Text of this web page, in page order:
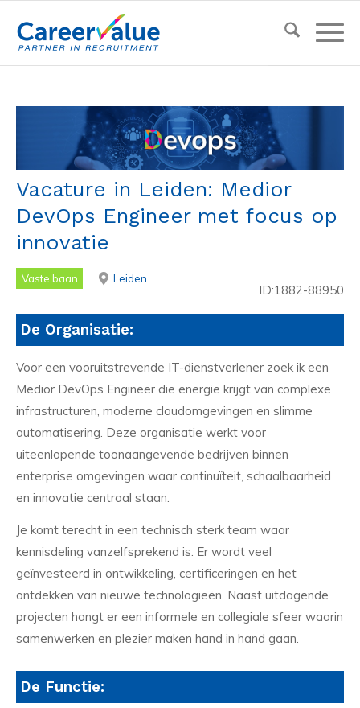
Vacature in Leiden: Medior
DevOps Engineer met focus op
innovatie
Vaste baan Leiden
ID:1882-88950
De Organisatie:
Voor een vooruitstrevende IT-dienstverlener zoek ik een
Medior DevOps Engineer die energie krijgt van complexe
infrastructuren, moderne cloudomgevingen en slimme
automatisering. Deze organisatie werkt voor
uiteenlopende toonaangevende bedrijven binnen
enterprise omgevingen waar continuïteit, schaalbaarheid
en innovatie centraal staan.
Je komt terecht in een technisch sterk team waar
kennisdeling vanzelfsprekend is. Er wordt veel
geïnvesteerd in ontwikkeling, certificeringen en het
ontdekken van nieuwe technologieën. Naast uitdagende
projecten hangt er een informele en collegiale sfeer waarin
samenwerken en plezier maken hand in hand gaan.
De Functie: